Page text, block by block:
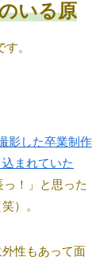
いる原
。
影した卒業制作
まれていた
っ！」と思った
）。
性もあって面